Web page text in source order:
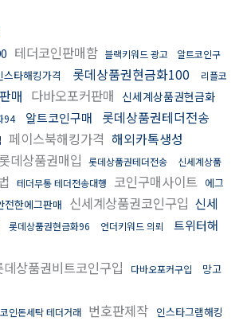
테더코인판매함 블랙키워드 광고
알트코인구
스타해킹가격 롯데상품권현금화100
리플코
매 다바오포커판매 신세계상품권현금화
94 알트코인구매 롯데상품권테더전송
페이스북해킹가격 해외카톡생성
롯데상품권매입 롯데상품권테더전송
신세계상품
테더무통 테더전송대행 코인구매사이트 에그
전한에그판매 신세계상품권코인구입 신세
롯데상품권현금화96 언더키워드 의뢰
트위터해
데상품권비트코인구입 다바오포커구입
망고
코인돈세탁 테더거래 번호판제작 인스타그램해킹